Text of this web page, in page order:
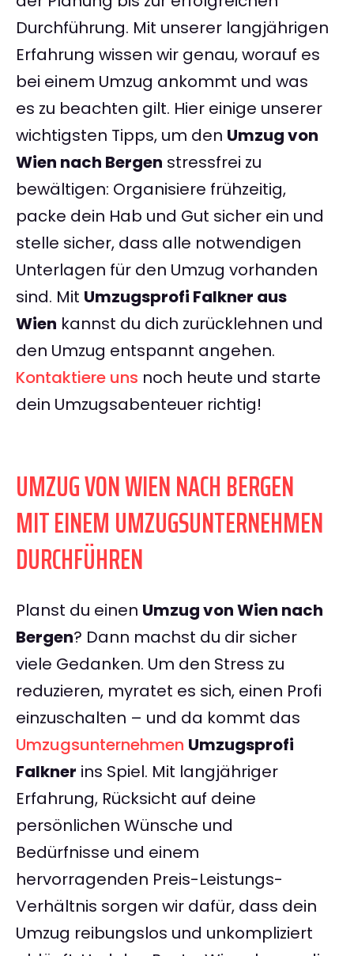
Durchführung. Mit unserer langjährigen
Erfahrung wissen wir genau, worauf es
bei einem Umzug ankommt und was
es zu beachten gilt. Hier einige unserer
wichtigsten Tipps, um den Umzug von
Wien nach Bergen stressfrei zu
bewältigen: Organisiere frühzeitig,
packe dein Hab und Gut sicher ein und
stelle sicher, dass alle notwendigen
Unterlagen für den Umzug vorhanden
sind. Mit Umzugsprofi Falkner aus
Wien kannst du dich zurücklehnen und
den Umzug entspannt angehen.
Kontaktiere uns noch heute und starte
dein Umzugsabenteuer richtig!
UMZUG VON WIEN NACH BERGEN
MIT EINEM UMZUGSUNTERNEHMEN
DURCHFÜHREN
Planst du einen Umzug von Wien nach
Bergen? Dann machst du dir sicher
viele Gedanken. Um den Stress zu
reduzieren, myratet es sich, einen Profi
einzuschalten – und da kommt das
Umzugsunternehmen Umzugsprofi
Falkner ins Spiel. Mit langjähriger
Erfahrung, Rücksicht auf deine
persönlichen Wünsche und
Bedürfnisse und einem
hervorragenden Preis-Leistungs-
Verhältnis sorgen wir dafür, dass dein
Umzug reibungslos und unkompliziert